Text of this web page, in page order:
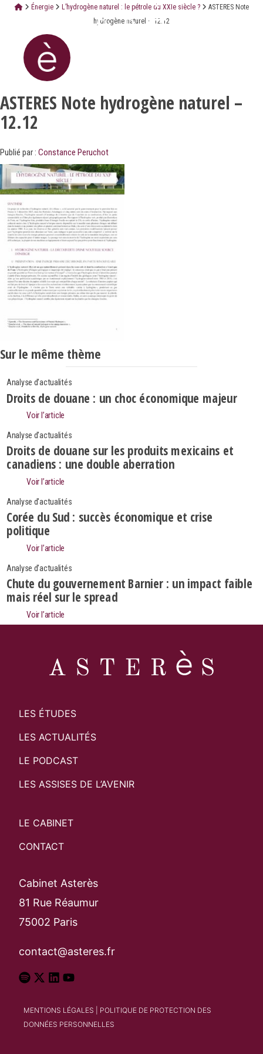
Énergie L’hydrogène naturel : le pétrole du XXIe siècle ?
ASTERES Note
hydrogène naturel – 12.12
ASTERES Note hydrogène naturel –
12.12
Publié par : Constance Peruchot
Sur le même thème
Analyse d'actualités
Droits de douane : un choc économique majeur
Voir l’article
Analyse d'actualités
Droits de douane sur les produits mexicains et
canadiens : une double aberration
Voir l’article
Analyse d'actualités
Corée du Sud : succès économique et crise
politique
Voir l’article
Analyse d'actualités
Chute du gouvernement Barnier : un impact faible
mais réel sur le spread
Voir l’article
LES ÉTUDES
LES ACTUALITÉS
LE PODCAST
LES ASSISES DE L’AVENIR
LE CABINET
CONTACT
Cabinet Asterès
81 Rue Réaumur
75002 Paris
contact@asteres.fr
MENTIONS LÉGALES
POLITIQUE DE PROTECTION DES
DONNÉES PERSONNELLES
Search